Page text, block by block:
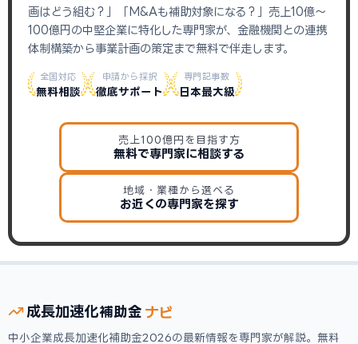
画はどう組む？」「M&Aも補助対象になる？」売上10億〜
100億円の中堅企業に特化した専門家が、金融機関との連携
体制構築から事業計画の策定まで無料で伴走します。
全国対応
無料相談
申請から採択
徹底サポート
専門記事数
日本最大級
売上100億円を目指す方
無料で専門家に相談する
地域・業種から選べる
お近くの専門家を探す
成長加速化補助金 ナビ
中小企業成長加速化補助金2026の最新情報を専門家が解説。無料